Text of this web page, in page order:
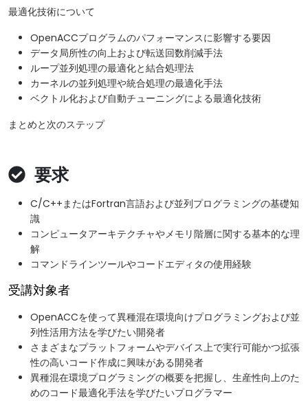
最適化技術について
OpenACCプログラムのパフォーマンスに影響する要因
データ局所性の向上および転送回数削減手法
ループ並列処理の最適化と結合処理法
カーネルの並列処理や統合処理の最適化手法
ベクトル化および自動チューニングによる最適化技術
まとめと次のステップ
要求
C/C++またはFortran言語および並列プログラミングの基礎知
識
コンピュータアーキテクチャやメモリ階層に関する基本的な理
解
コマンドラインツールやコードエディタの使用経験
受講対象者
OpenACCを使って異種混在環境向けプログラミングおよび並
列性活用方法を学びたい開発者
さまざまなプラットフォームやデバイス上で実行可能かつ拡張
性の高いコード作成に興味がある開発者
異種混在環境プログラミングの概要を把握し、生産性向上のた
めのコード最適化手法を学びたいプログラマー